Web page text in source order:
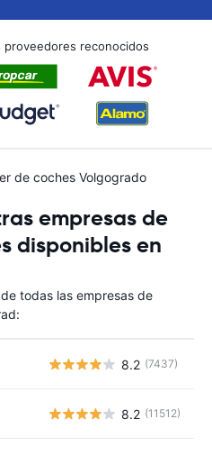
proveedores reconocidos
de coches Volgogrado
empresas de
disponibles en
todas las empresas de
8.2 (7437)
8.2 (11512)